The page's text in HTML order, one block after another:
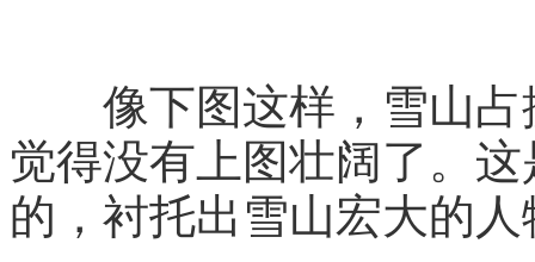
像下图这样，雪山占
觉得没有上图壮阔了。
的，衬托出雪山宏大的